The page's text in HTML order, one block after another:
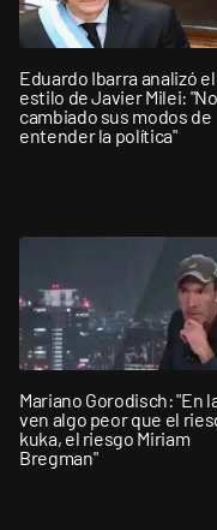
Eduardo Ibarra analizó el
estilo de Javier Milei:
cambiado sus modos de
entender la política"
Mariano Gorodisch: "En
ven algo peor que el
kuka, el riesgo Miriam
Bregman"